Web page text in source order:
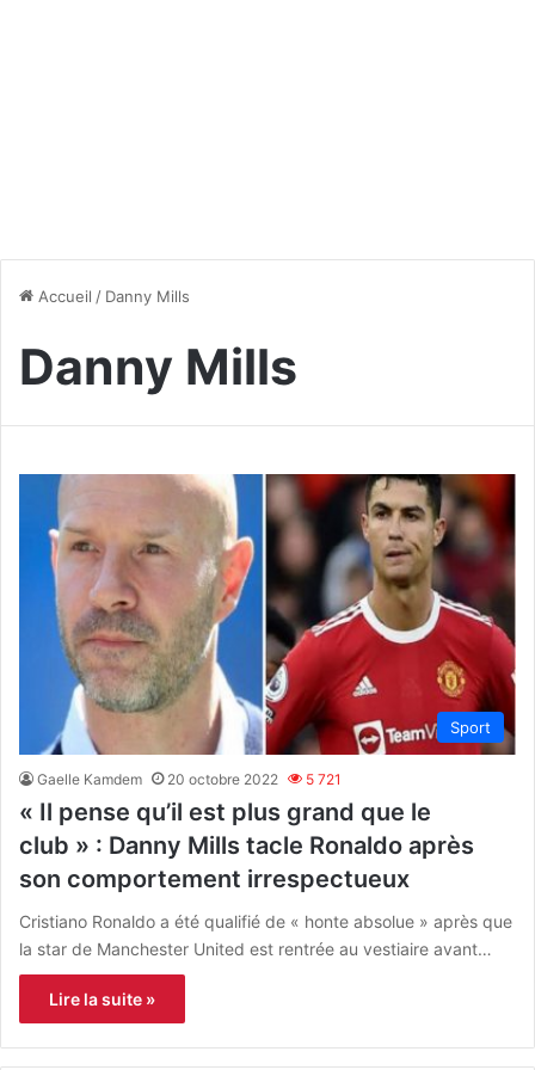
Accueil / Danny Mills
Danny Mills
Sport
Gaelle Kamdem 20 octobre 2022 5 721
« Il pense qu’il est plus grand que le
club » : Danny Mills tacle Ronaldo après
son comportement irrespectueux
Cristiano Ronaldo a été qualifié de « honte absolue » après que
la star de Manchester United est rentrée au vestiaire avant…
Lire la suite »